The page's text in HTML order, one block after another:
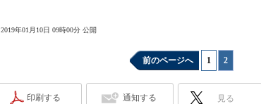
スマ
2019年01月10日 09時00分 公開
前のページへ 1 2
印刷する 通知する 見る